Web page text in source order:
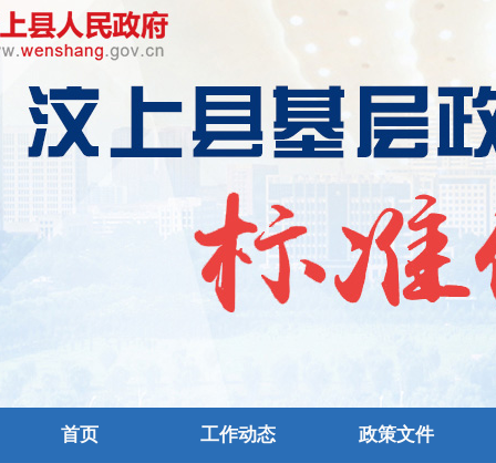
首页 工作动态 政策文件